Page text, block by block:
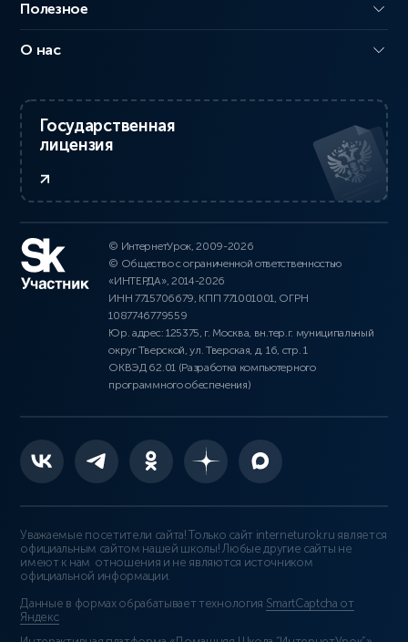
Полезное
О нас
Государственная
лицензия
© ИнтернетУрок, 2009-2026
© Общество с ограниченной ответственностью
«ИНТЕРДА», 2014-2026
ИНН 7715706679, КПП 771001001, ОГРН
1087746779559
Юр. адрес: 125375, г. Москва, вн.тер.г. муниципальный
округ Тверской, ул. Тверская, д. 16, стр. 1
ОКВЭД 62.01 (Разработка компьютерного
программного обеспечения)
Уважаемые посетители сайта! Только сайт interneturok.ru является
официальным сайтом нашей школы! Любые другие сайты не
имеют к нам отношения и не являются источником
официальной информации.
Данные в формах обрабатывает технология SmartCaptcha от
Яндекс